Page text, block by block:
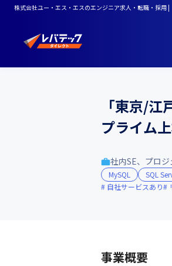
株式会社ユー・エス・エスのエンジニア求人・転職・採用
「東京/
プライム
社内SE、プロ
MySQL
SQL
自社サービスあり
事業概要